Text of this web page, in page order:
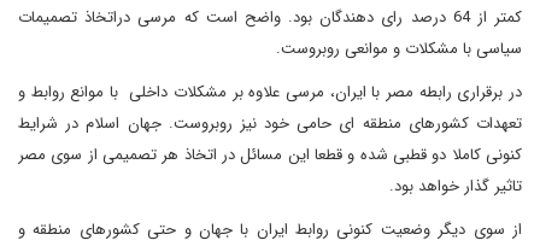
کمتر از 64 درصد رای دهندگان بود. واضح است که مرسی دراتخاذ تصمیمات
سیاسی با مشکلات و موانعی روبروست.
در برقراری رابطه مصر با ایران، مرسی علاوه بر مشکلات داخلی با موانع روابط و
تعهدات کشورهای منطقه ای حامی خود نیز روبروست. جهان اسلام در شرایط
کنونی کاملا دو قطبی شده و قطعا این مسائل در اتخاذ هر تصمیمی از سوی مصر
تاثیر گذار خواهد بود.
از سوی دیگر وضعیت کنونی روابط ایران با جهان و حتی کشورهای منطقه و